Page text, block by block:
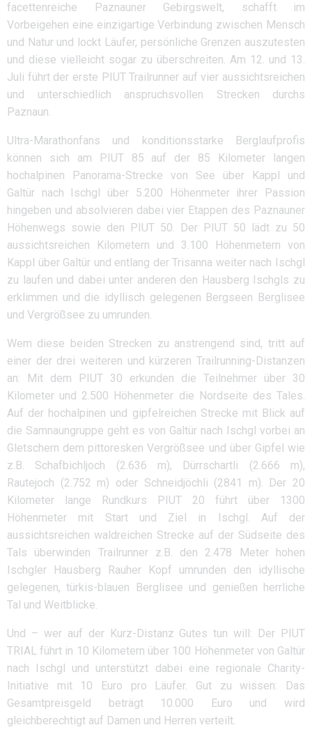
facettenreiche Paznauner Gebirgswelt, schafft im
Vorbeigehen eine einzigartige Verbindung zwischen Mensch
und Natur und lockt Läufer, persönliche Grenzen auszutesten
und diese vielleicht sogar zu überschreiten. Am 12. und 13.
Juli führt der erste PIUT Trailrunner auf vier aussichtsreichen
und unterschiedlich anspruchsvollen Strecken durchs
Paznaun.
Ultra-Marathonfans und konditionsstarke Berglaufprofis
können sich am PIUT 85 auf der 85 Kilometer langen
hochalpinen Panorama-Strecke von See über Kappl und
Galtür nach Ischgl über 5.200 Höhenmeter ihrer Passion
hingeben und absolvieren dabei vier Etappen des Paznauner
Höhenwegs sowie den PIUT 50. Der PIUT 50 lädt zu 50
aussichtsreichen Kilometern und 3.100 Höhenmetern von
Kappl über Galtür und entlang der Trisanna weiter nach Ischgl
zu laufen und dabei unter anderen den Hausberg Ischgls zu
erklimmen und die idyllisch gelegenen Bergseen Berglisee
und Vergrößsee zu umrunden.
Wem diese beiden Strecken zu anstrengend sind, tritt auf
einer der drei weiteren und kürzeren Trailrunning-Distanzen
an: Mit dem PIUT 30 erkunden die Teilnehmer über 30
Kilometer und 2.500 Höhenmeter die Nordseite des Tales.
Auf der hochalpinen und gipfelreichen Strecke mit Blick auf
die Samnaungruppe geht es von Galtür nach Ischgl vorbei an
Gletschern dem pittoresken Vergrößsee und über Gipfel wie
z.B. Schafbichljoch (2.636 m), Dürrschartli (2.666 m),
Rautejoch (2.752 m) oder Schneidjöchli (2841 m). Der 20
Kilometer lange Rundkurs PIUT 20 führt über 1300
Höhenmeter mit Start und Ziel in Ischgl. Auf der
aussichtsreichen waldreichen Strecke auf der Südseite des
Tals überwinden Trailrunner z.B. den 2.478 Meter hohen
Ischgler Hausberg Rauher Kopf umrunden den idyllische
gelegenen, türkis-blauen Berglisee und genießen herrliche
Tal und Weitblicke.
Und – wer auf der Kurz-Distanz Gutes tun will: Der PIUT
TRIAL führt in 10 Kilometern über 100 Höhenmeter von Galtür
nach Ischgl und unterstützt dabei eine regionale Charity-
Initiative mit 10 Euro pro Läufer. Gut zu wissen: Das
Gesamtpreisgeld beträgt 10.000 Euro und wird
gleichberechtigt auf Damen und Herren verteilt.